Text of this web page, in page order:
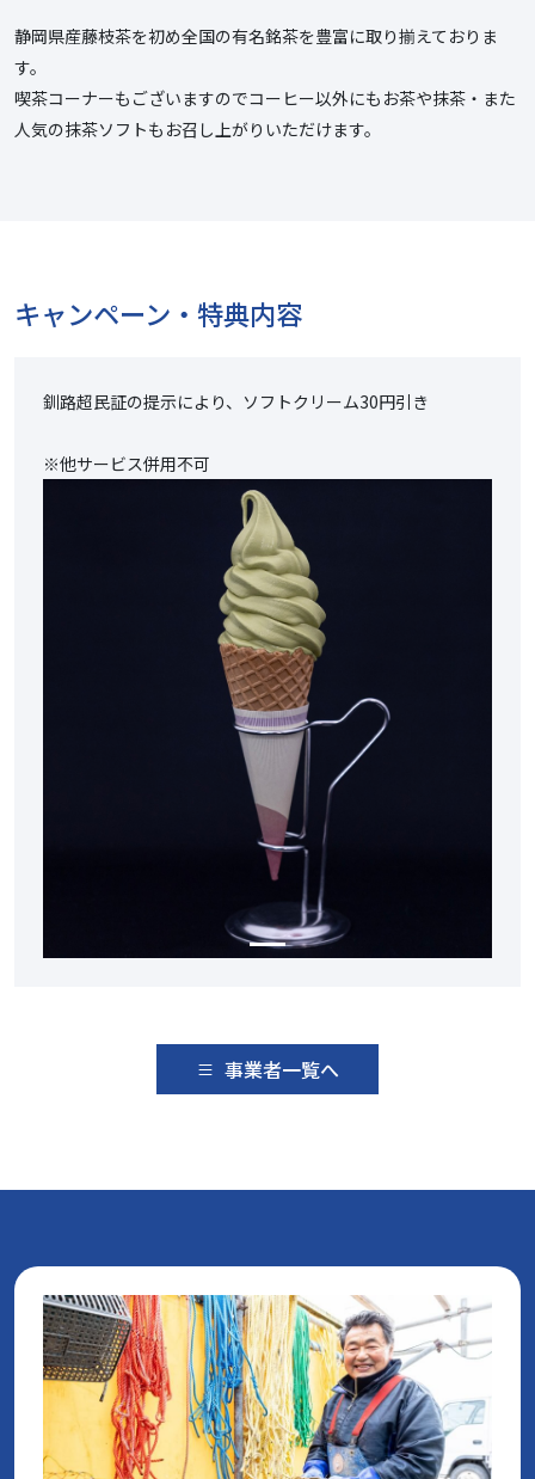
静岡県産藤枝茶を初め全国の有名銘茶を豊富に取り揃えておりま
す。
喫茶コーナーもございますのでコーヒー以外にもお茶や抹茶・また
人気の抹茶ソフトもお召し上がりいただけます。
キャンペーン・特典内容
釧路超民証の提示により、ソフトクリーム30円引き
※他サービス併用不可
事業者一覧へ